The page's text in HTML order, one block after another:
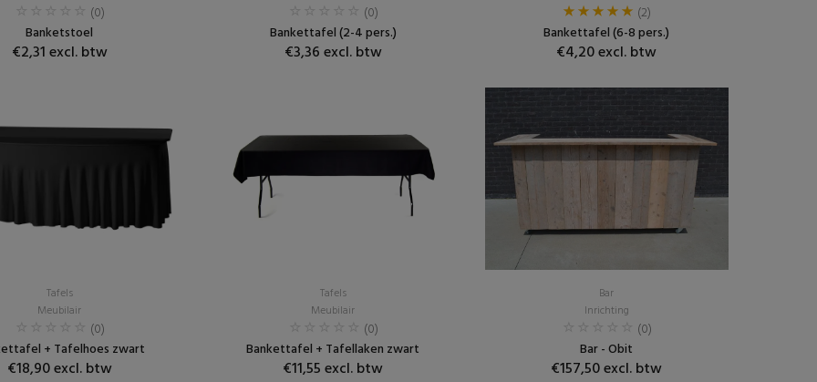
(0)
Banketstoel
€2,31 excl. btw
(0)
Bankettafel (2-4 pers.)
€3,36 excl. btw
(2)
Bankettafel (6-8 pers.)
€4,20 excl. btw
Tafels
Meubilair
(0)
+ Tafelhoes zwart
€18,90 excl. btw
Tafels
Meubilair
(0)
Bankettafel + Tafellaken zwart
€11,55 excl. btw
Bar
Inrichting
(0)
Bar - Obit
€157,50 excl. btw